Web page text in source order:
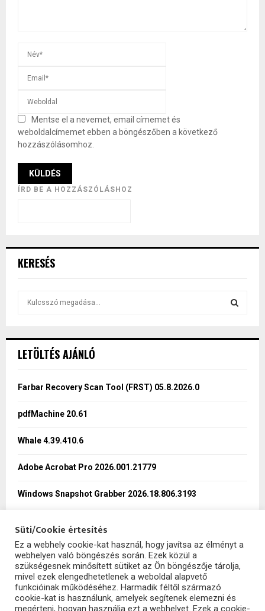
Mentse el a nevemet, email címemet és
weboldalcímemet ebben a böngészőben a következő
hozzászólásomhoz.
ÍRD BE A HOZZÁSZÓLÁSHOZ
KERESÉS
h
o
LETÖLTÉS AJÁNLÓ
Farbar Recovery Scan Tool (FRST) 05.8.2026.0
pdfMachine 20.61
Whale 4.39.410.6
Adobe Acrobat Pro 2026.001.21779
Windows Snapshot Grabber 2026.18.806.3193
SzoftHub
Süti/Cookie értesítés
Ez a webhely cookie-kat használ, hogy javítsa az élményt a
webhelyen való böngészés során. Ezek közül a
szükségesnek minősített sütiket az Ön böngészője tárolja,
mivel ezek elengedhetetlenek a weboldal alapvető
funkcióinak működéséhez. Harmadik féltől származó
cookie-kat is használunk, amelyek segítenek elemezni és
megérteni, hogyan használja ezt a webhelyet. Ezek a cookie-